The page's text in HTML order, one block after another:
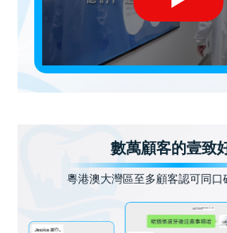
數萬顧客的壹致
粵港澳大灣區至多顧客認可同口